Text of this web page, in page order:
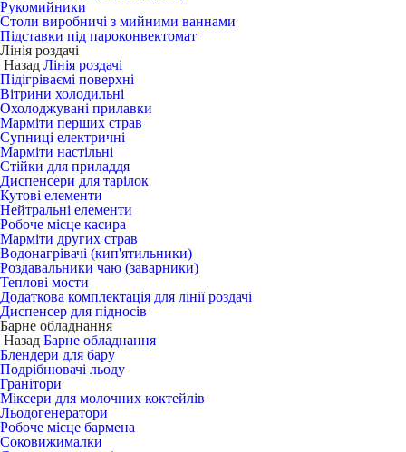
Рукомийники
Столи виробничі з мийними ваннами
Підставки під пароконвектомат
Лінія роздачі
Назад Лінія роздачі
Підігріваємі поверхні
Вітрини холодильні
Охолоджувані прилавки
Марміти перших страв
Супниці електричні
Марміти настільні
Стійки для приладдя
Диспенсери для тарілок
Кутові елементи
Нейтральні елементи
Робоче місце касира
Марміти других страв
Водонагрівачі (кип'ятильники)
Роздавальники чаю (заварники)
Теплові мости
Додаткова комплектація для лінії роздачі
Диспенсер для підносів
Барне обладнання
Назад Барне обладнання
Блендери для бару
Подрібнювачі льоду
Гранітори
Міксери для молочних коктейлів
Льодогенератори
Робоче місце бармена
Соковижималки